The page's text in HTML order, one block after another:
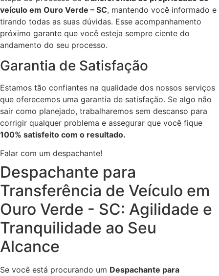
veículo em Ouro Verde – SC, mantendo você informado e
tirando todas as suas dúvidas. Esse acompanhamento
próximo garante que você esteja sempre ciente do
andamento do seu processo.
Garantia de Satisfação
Estamos tão confiantes na qualidade dos nossos serviços
que oferecemos uma garantia de satisfação. Se algo não
sair como planejado, trabalharemos sem descanso para
corrigir qualquer problema e assegurar que você fique
100% satisfeito com o resultado.
Falar com um despachante!
Despachante para
Transferência de Veículo em
Ouro Verde - SC: Agilidade e
Tranquilidade ao Seu
Alcance
Se você está procurando um Despachante para